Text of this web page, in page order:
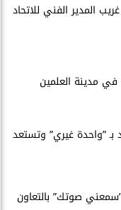
المدير الفني للاتحاد
في مدينة العلمين
بـ ”واحدة غيري” وتستعد
صوتك” بالتعاون